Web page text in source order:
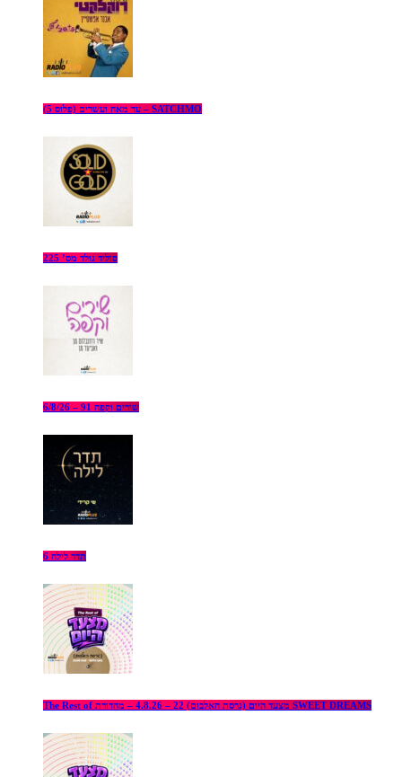
עד מאה ועשרים (פלוס 5) – SATCHMO
סוליד גולד מס’ 225
שירים וקפה 91 – 6/8/26
תדר לילה 6
The Rest of מצעד היום (גרסת האלבום) 22 – 4.8.26 – מהדורת SWEET DREAMS